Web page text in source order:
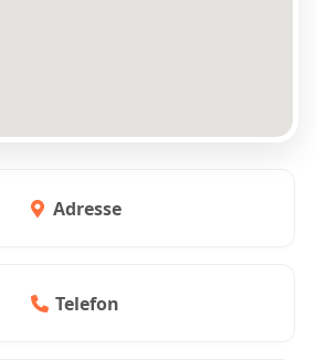
Adresse
Telefon